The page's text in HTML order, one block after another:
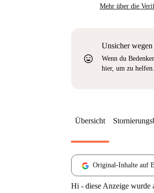
Mehr über die
sentiment_very_satisfied
Unsicher wegen
Wenn du
hier, um zu helfen.
Übersicht
Original-Inhalte auf
Hi - diese Anzeige wurde